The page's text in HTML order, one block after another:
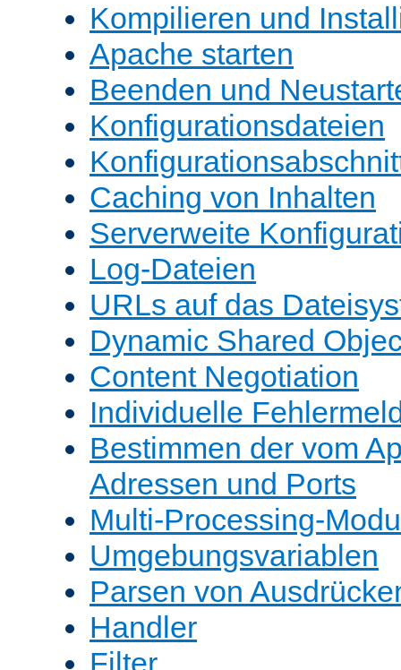
Kompilieren und
Apache starten
Beenden und
Konfigurationsdateien
Caching von Inhalten
Serverweite
Log-Dateien
URLs auf das
Dynamic Shared
Content Negotiation
Individuelle
Bestimmen der vom
Adressen und Ports
Multi-Processing-
Umgebungsvariablen
Parsen von
Handler
Filter